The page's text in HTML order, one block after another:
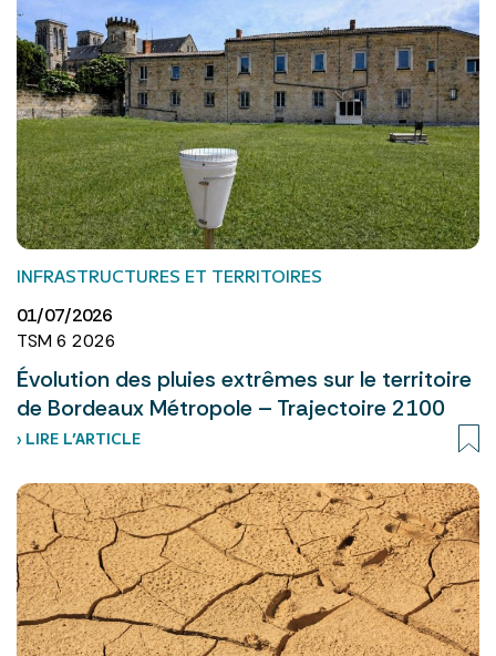
INFRASTRUCTURES ET TERRITOIRES
01/07/2026
TSM 6 2026
Évolution des pluies extrêmes sur le territoire
de Bordeaux Métropole – Trajectoire 2100
› LIRE L’ARTICLE